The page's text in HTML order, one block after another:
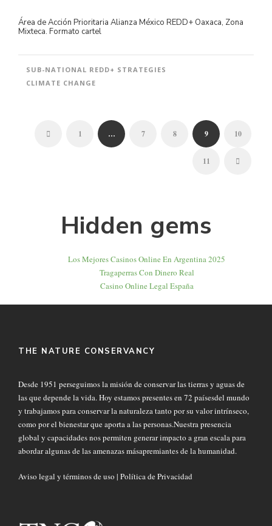
Área de Acción Prioritaria Alianza México REDD+ Oaxaca, Zona
Mixteca. Formato cartel
SUB-NATIONAL REDD+ STRATEGIES
CLIMATE CHANGE
1 … 7 8 9 10
11
Hidden gems
Los Mejores Casinos Online En Argentina 2025
Tragaperras Con Dinero Real
Casino Online Legal España
THE NATURE CONSERVANCY
Desde 1951 perseguimos la misión de conservar las tierras y aguas de
las que depende la vida. Hoy estamos presentes en 72 paísesdel mundo
y trabajamos para conservar la naturaleza tanto por su valor intrínseco,
como por el bienestar que aporta a las personas.Nuestra presencia
global y capacidades nos permiten generar impacto a gran escala para
abordar algunas de las amenazas másapremiantes de la humanidad.
Aviso legal y términos de uso | Política de Privacidad